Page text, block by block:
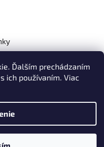
Ďalším prechádzaním
ich používaním. Viac